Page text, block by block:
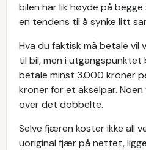
bilen har lik høyde på
en tendens til å synke litt
Hva du faktisk må betale vil
til bil, men i utgangspunktet
betale minst 3.000 kroner
kroner for et akselpar.
over det dobbelte.
Selve fjæren koster ikke all
uoriginal fjær på nettet,